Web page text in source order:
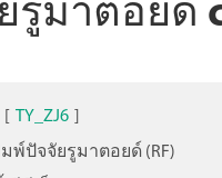
รูมาตอยด์
TY_ZJ6
พ์ปัจจัยรูมาตอยด์ (RF)